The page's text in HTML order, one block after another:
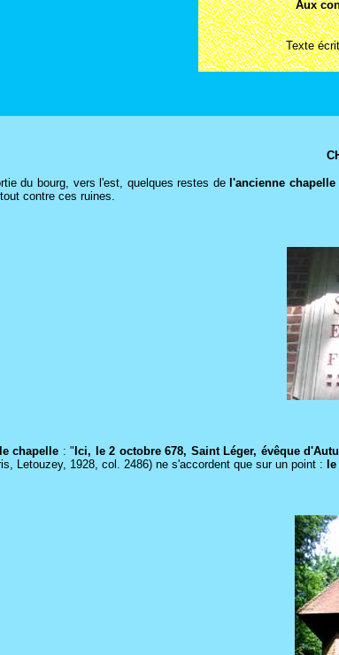
Aux
Texte
du bourg, vers l'est, quelques restes de l'ancienne
contre ces ruines.
chapelle : " Ici, le 2 octobre 678, Saint Léger, évêque
Letouzey, 1928, col. 2486) ne s'accordent que sur un point :